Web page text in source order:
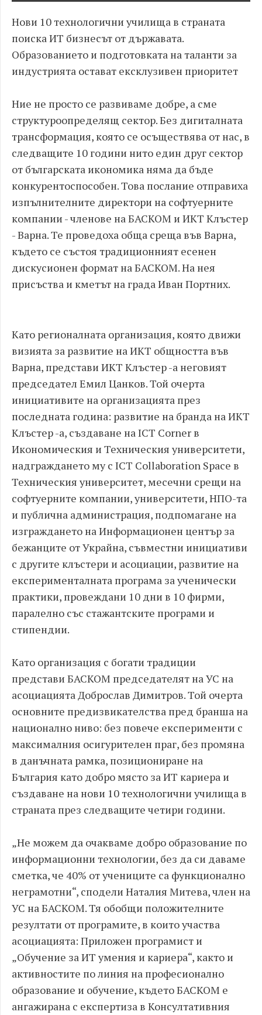
Нови 10 технологични училища в страната
поиска ИТ бизнесът от държавата.
Образованието и подготовката на таланти за
индустрията остават ексклузивен приоритет
Ние не просто се развиваме добре, а сме
структуроопределящ сектор. Без дигиталната
трансформация, която се осъществява от нас, в
следващите 10 години нито един друг сектор
от българската икономика няма да бъде
конкурентоспособен. Това послание отправиха
изпълнителните директори на софтуерните
компании - членове на БАСКОМ и ИКТ Клъстер
- Варна. Те проведоха обща среща във Варна,
където се състоя традиционният есенен
дискусионен формат на БАСКОМ. На нея
присъства и кметът на града Иван Портних.​
Като регионалната организация, която движи
визията за развитие на ИКТ общността във
Варна, представи ИКТ Клъстер -а неговият
председател Емил Цанков. Той очерта
инициативите на организацията през
последната година: развитие на бранда на ИКТ
Клъстер -а, създаване на ICT Corner в
Икономическия и Техническия университети,
надграждането му с ICT Collaboration Space в
Техническия университет, месечни срещи на
софтуерните компании, университети, НПО-та
и публична администрация, подпомагане на
изграждането на Информационен център за
бежанците от Украйна, съвместни инициативи
с другите клъстери и асоциации, развитие на
експерименталната програма за ученически
практики, провеждани 10 дни в 10 фирми,
паралелно със стажантските програми и
стипендии.​
Като организация с богати традиции
представи БАСКОМ председателят на УС на
асоциацията Доброслав Димитров. Той очерта
основните предизвикателства пред бранша на
национално ниво: без повече експерименти с
максималния осигурителен праг, без промяна
в данъчната рамка, позициониране на
България като добро място за ИТ кариера и
създаване на нови 10 технологични училища в
страната през следващите четири години.​
„Не можем да очакваме добро образование по
информационни технологии, без да си даваме
сметка, че 40% от учениците са функционално
неграмотни“, сподели Наталия Митева, член на
УС на БАСКОМ. Тя обобщи положителните
резултати от програмите, в които участва
асоциацията: Приложен програмист и
„Обучение за ИТ умения и кариера“, както и
активностите по линия на професионално
образование и обучение, където БАСКОМ е
ангажирана с експертиза в Консултативния